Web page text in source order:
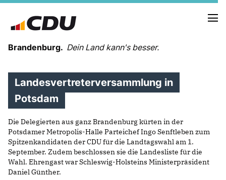
Brandenburg. Dein Land kann's besser.
MELDUNGEN
TERMINE
LANDESVORSTAND
LANDESGESCHÄFTSSTELLE
ORGANISATION
KREISVERBÄNDE
VEREINIGUNGEN UND SONDERORGANISATIONEN
Landesvertreterversammlung in
Potsdam
Die Delegierten aus ganz Brandenburg kürten in der
Potsdamer Metropolis-Halle Parteichef Ingo Senftleben zum
Spitzenkandidaten der CDU für die Landtagswahl am 1.
September. Zudem beschlossen sie die Landesliste für die
Wahl. Ehrengast war Schleswig-Holsteins Ministerpräsident
Daniel Günther.